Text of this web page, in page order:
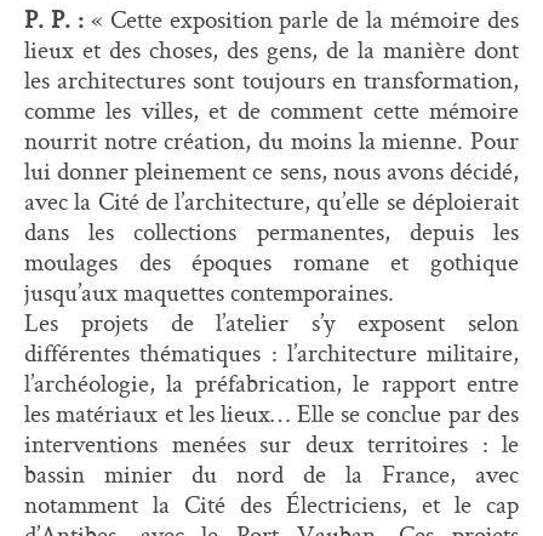
P. P. :« Cette exposition parle de la mémoire des
lieux et des choses, des gens, de la manière dont
les architectures sont toujours en transformation,
comme les villes, et de comment cette mémoire
nourrit notre création, du moins la mienne. Pour
lui donner pleinement ce sens, nous avons décidé,
avec la Cité de l’architecture, qu’elle se déploierait
dans les collections permanentes, depuis les
moulages des époques romane et gothique
jusqu’aux maquettes contemporaines.
Les projets de l’atelier s’y exposent selon
différentes thématiques : l’architecture militaire,
l’archéologie, la préfabrication, le rapport entre
les matériaux et les lieux… Elle se conclue par des
interventions menées sur deux territoires : le
bassin minier du nord de la France, avec
notamment la Cité des Électriciens, et le cap